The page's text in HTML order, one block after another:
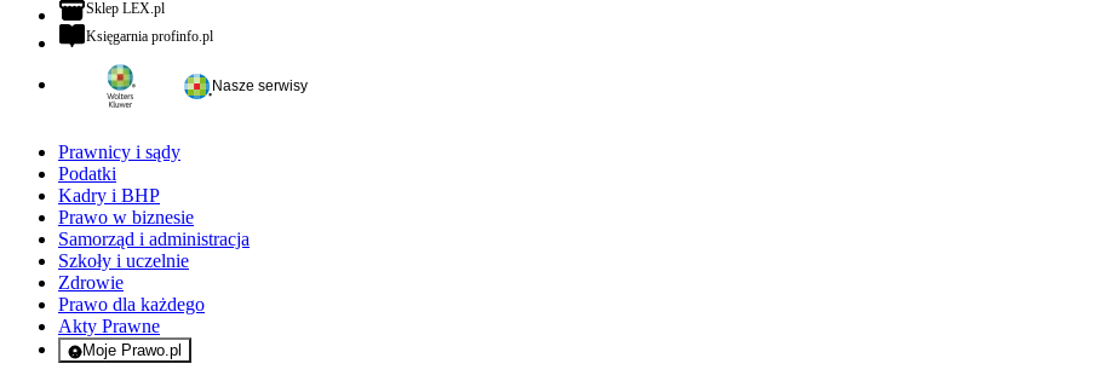
Sklep LEX.plotwiera się w nowej karcie
Księgarnia profinfo.plotwiera się w nowej karcie
Nasze serwisy
Prawnicy i sądy
Podatki
Kadry i BHP
Prawo w biznesie
Samorząd i administracja
Szkoły i uczelnie
Zdrowie
Prawo dla każdego
Akty Prawne
Moje Prawo.pl
- rejestracja i logowanie do serwisu